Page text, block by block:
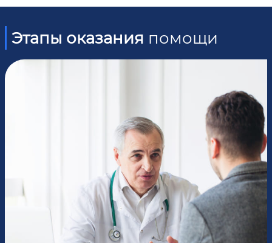
Этапы оказания помощи